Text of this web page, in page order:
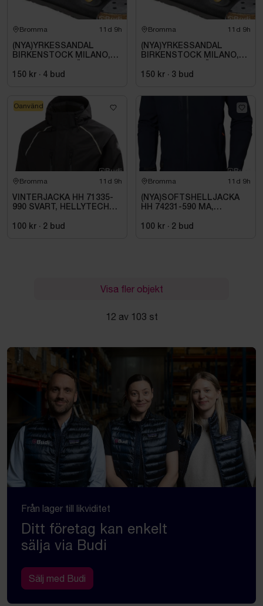
Bromma 11d 9h
(NYA)YRKESSANDAL
BIRKENSTOCK MILANO,
SVART. STL 42
150 kr · 4 bud
Bromma 11d 9h
(NYA)YRKESSANDAL
BIRKENSTOCK MILANO,
SVART. STL 42
150 kr · 3 bud
Bromma 11d 9h
VINTERJACKA HH 71335-
990 SVART, HELLYTECH
100 kr · 2 bud
Oanvänd
Bromma 11d 9h
(NYA)SOFTSHELLJACKA
HH 74231-590 MA,
100 kr · 2 bud
Visa fler objekt
12 av 103 st
Från lager till likviditet
Ditt företag kan enkelt
sälja via Budi
Sälj med Budi